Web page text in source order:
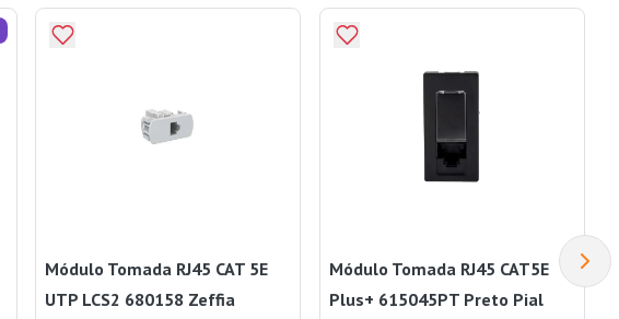
Módulo Tomada RJ45 CAT 5E
UTP LCS2 680158 Zeffia
Módulo Tomada RJ45 CAT5E
Plus+ 615045PT Preto Pial